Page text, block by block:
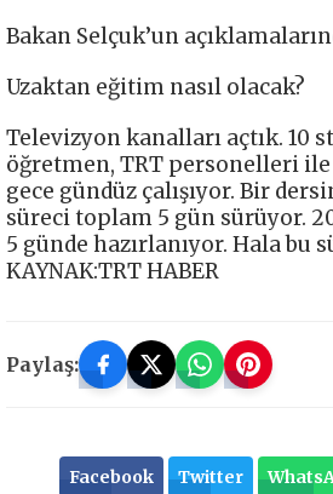
Bakan Selçuk’un
Uzaktan eğitim nasıl olacak?
Televizyon kanalları açtık. 10
öğretmen, TRT personelleri
gece gündüz çalışıyor. Bir
süreci toplam 5 gün sürüyor.
5 günde hazırlanıyor. Hala bu
KAYNAK:TRT HABER
Paylaş:
Facebook Twitter